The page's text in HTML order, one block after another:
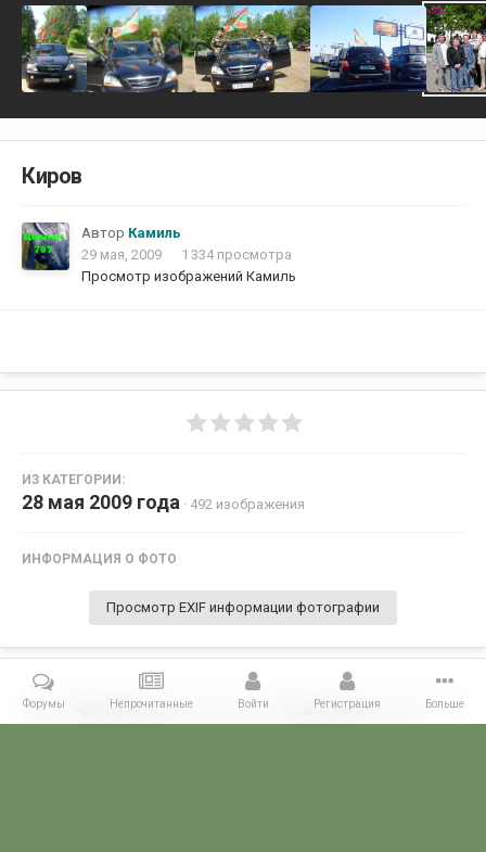
Киров
Автор Камиль
29 мая, 2009
1 334 просмотра
Просмотр изображений Камиль
ИЗ КАТЕГОРИИ:
28 мая 2009 года · 492 изображения
ИНФОРМАЦИЯ О ФОТО
Просмотр EXIF информации фотографии
Поделиться Подписчики 1
Форумы Непрочитанные Войти Регистрация Больше